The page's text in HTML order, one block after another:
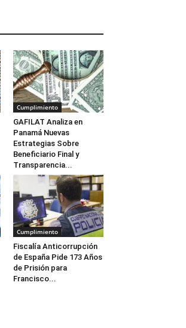
Cumplimiento
GAFILAT Analiza en
Panamá Nuevas
Estrategias Sobre
Beneficiario Final y
Transparencia...
Cumplimiento
Fiscalía Anticorrupción
de España Pide 173 Años
de Prisión para
Francisco...